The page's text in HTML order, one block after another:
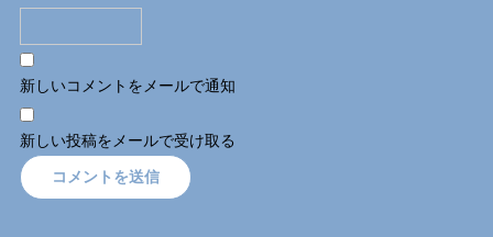
新しいコメントをメールで通知
新しい投稿をメールで受け取る